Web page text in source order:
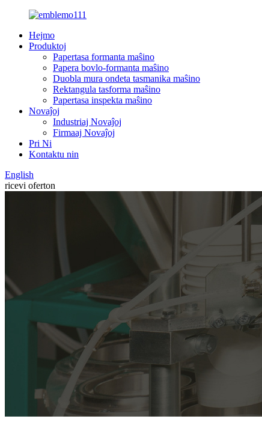
Hejmo
Produktoj
Papertasa formanta maŝino
Papera bovlo-formanta maŝino
Duobla mura ondeta tasmanika maŝino
Rektangula tasforma maŝino
Papertasa inspekta maŝino
Novaĵoj
Industriaj Novaĵoj
Firmaaj Novaĵoj
Pri Ni
Kontaktu nin
English
ricevi oferton